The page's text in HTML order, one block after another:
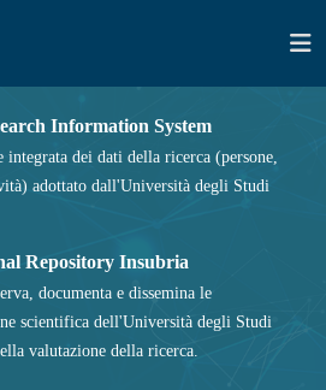
Information System
integrata dei dati della ricerca (persone,
adottato dall'Università degli Studi
Repository Insubria
documenta e dissemina le
scientifica dell'Università degli Studi
valutazione della ricerca.